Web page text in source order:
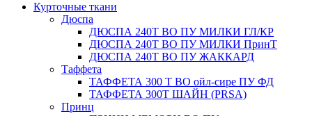
Курточные ткани
Дюспа
ДЮСПА 240Т ВО ПУ МИЛКИ ГЛ/КР
ДЮСПА 240Т ВО ПУ МИЛКИ ПринТ
ДЮСПА 240Т ВО ПУ ЖАККАРД
Таффета
ТАФФЕТА 300 Т ВО ойл-сире ПУ ФД
ТАФФЕТА 300Т ШАЙН (PRSA)
Принц